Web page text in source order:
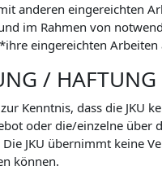
anderen eingereichten
im Rahmen von
eingereichten
/ HAFTUNG
Kenntnis, dass die JKU
oder die/einzelne
JKU übernimmt keine
können.